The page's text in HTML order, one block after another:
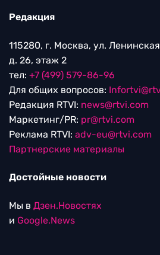
Редакция
115280, г. Москва, ул.
д. 26, этаж 2
тел: +7 (499) 579-86-96
Для общих вопросов:
Редакция RTVI: news@rtvi.com
Маркетинг/PR: pr@rtvi.com
Реклама RTVI: adv-eu@rtvi.com
Партнерские материалы
Достойные новости
Мы в Дзен.Новостях
и Google.News